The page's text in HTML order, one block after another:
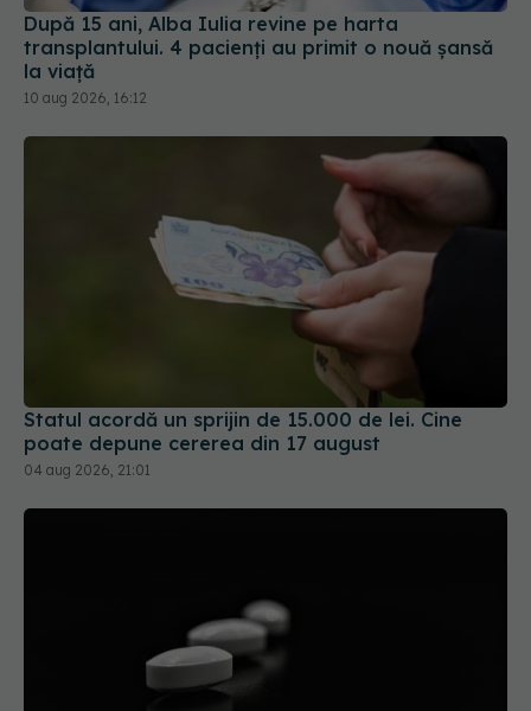
După 15 ani, Alba Iulia revine pe harta
transplantului. 4 pacienți au primit o nouă șansă
la viață
10 aug 2026, 16:12
Statul acordă un sprijin de 15.000 de lei. Cine
poate depune cererea din 17 august
04 aug 2026, 21:01